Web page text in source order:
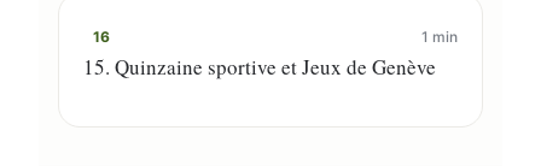
16 1 min
15. Quinzaine sportive et Jeux de Genève